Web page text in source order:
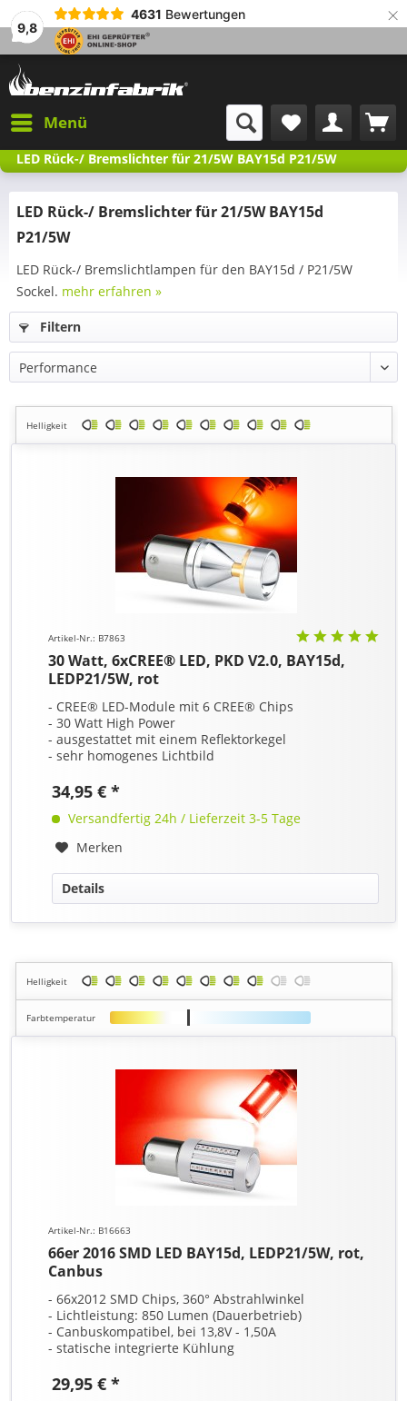
9,8
4631 Bewertungen ×
Menü
LED Rück-/ Bremslichter für 21/5W BAY15d P21/5W
LED Rück-/ Bremslichter für 21/5W BAY15d
P21/5W
LED Rück-/ Bremslichtlampen für den BAY15d / P21/5W
Sockel. mehr erfahren »
Filtern
Helligkeit
Artikel-Nr.: B7863
30 Watt, 6xCREE® LED, PKD V2.0, BAY15d,
LEDP21/5W, rot
- CREE® LED-Module mit 6 CREE® Chips
- 30 Watt High Power
- ausgestattet mit einem Reflektorkegel
- sehr homogenes Lichtbild
34,95 € *
Versandfertig 24h / Lieferzeit 3-5 Tage
Merken
Details
Helligkeit
Farbtemperatur
Artikel-Nr.: B16663
66er 2016 SMD LED BAY15d, LEDP21/5W, rot,
Canbus
- 66x2012 SMD Chips, 360° Abstrahlwinkel
- Lichtleistung: 850 Lumen (Dauerbetrieb)
- Canbuskompatibel, bei 13,8V - 1,50A
- statische integrierte Kühlung
29,95 € *